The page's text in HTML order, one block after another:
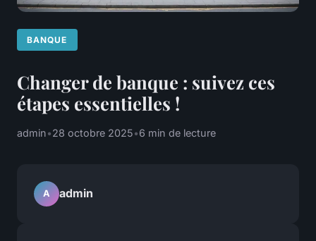
BANQUE
Changer de banque : suivez ces
étapes essentielles !
admin•28 octobre 2025•6 min de lecture
A admin